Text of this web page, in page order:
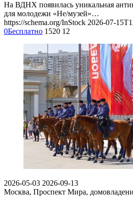
На ВДНХ появилась уникальная
для молодежи «Не/музей»…
https://schema.org/InStock 2026-07-
0Бесплатно 1520 12
2026-05-03 2026-09-13
Москва, Проспект Мира,